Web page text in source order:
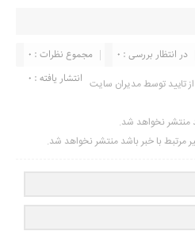
مجموع نظرات : 0
در انتظار بررسی : 0
انتشار یافته : 0 تایید توسط مدیران سایت
منتشر نخواهد شد.
مرتبط با خبر باشد منتشر نخواهد شد.